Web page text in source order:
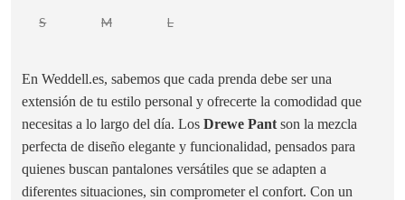
S M L
En Weddell.es, sabemos que cada prenda debe ser una
extensión de tu estilo personal y ofrecerte la comodidad que
necesitas a lo largo del día. Los Drewe Pant son la mezcla
perfecta de diseño elegante y funcionalidad, pensados para
quienes buscan pantalones versátiles que se adapten a
diferentes situaciones, sin comprometer el confort. Con un